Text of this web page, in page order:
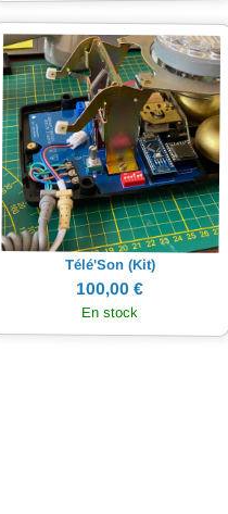
Télé'Son (Kit)
100,00 €
En stock